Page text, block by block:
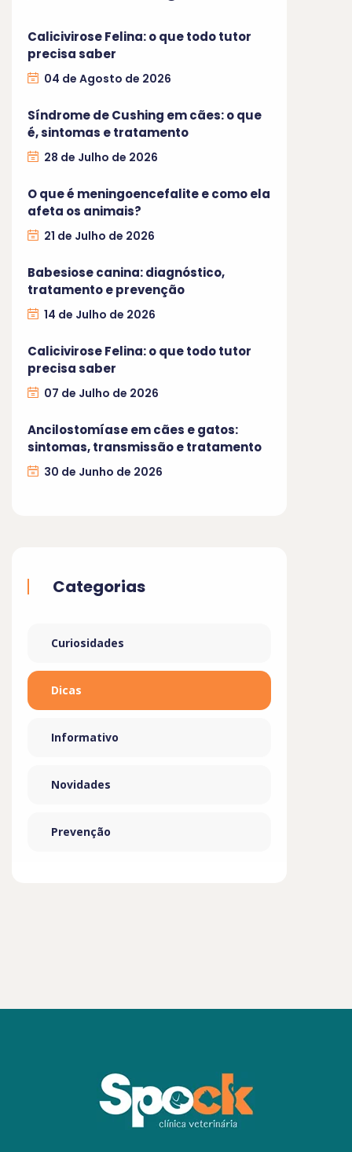
Calicivirose Felina: o que todo tutor
precisa saber
04 de Agosto de 2026
Síndrome de Cushing em cães: o que
é, sintomas e tratamento
28 de Julho de 2026
O que é meningoencefalite e como ela
afeta os animais?
21 de Julho de 2026
Babesiose canina: diagnóstico,
tratamento e prevenção
14 de Julho de 2026
Calicivirose Felina: o que todo tutor
precisa saber
07 de Julho de 2026
Ancilostomíase em cães e gatos:
sintomas, transmissão e tratamento
30 de Junho de 2026
Categorias
Curiosidades
Dicas
Informativo
Novidades
Prevenção